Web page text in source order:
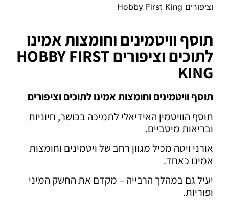
וציפורים Hobby First King
תוסף וויטמינים וחומצות אמינו
לתוכים וציפורים HOBBY FIRST
KING
תוסף וויטמינים וחומצות אמינו לתוכים וציפורים
תוסף הוויטמין האידיאלי לתמיכה בכושר, חיוניות
ובריאות מיטביים.
אורני ויטה מכיל מגוון רחב של ויטמינים וחומצות
אמינו כאחד.
יעיל גם במהלך הרבייה – מקדם את החשק המיני
ופוריות.